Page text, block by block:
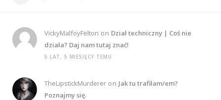
VickyMalfoyFelton on Dział techniczny | Coś nie
działa? Daj nam tutaj znać!
5 LAT, 5 MIESIĘCY TEMU
TheLipstickMurderer on Jak tu trafiłam/em?
Poznajmy się.